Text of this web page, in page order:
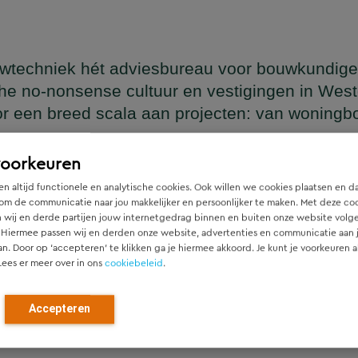
altijd functionele en analytische cookies. Ook willen we cookies plaatsen en
de communicatie naar jou makkelijker en persoonlijker te maken. Met deze
wij en derde partijen jouw internetgedrag binnen en buiten onze website
passen wij en derden onze website, advertenties en communicatie aan
Door op ‘accepteren’ te klikken ga je hiermee akkoord. Je kunt je voorkeuren
er meer over in onscookiebeleid.
Accepteren
hét adviesbureau voor bouwkundige
no-nonsense cultuur en vestigingen in
een breed scala aan projecten: van
die naadloos aansluit op het architectonische ontwerp,
en denken vanaf het eerste moment actief mee met alle
als constructeur zo vroeg mogelijk in de ontwerpfase
constructies — voor zowel nieuwbouw als